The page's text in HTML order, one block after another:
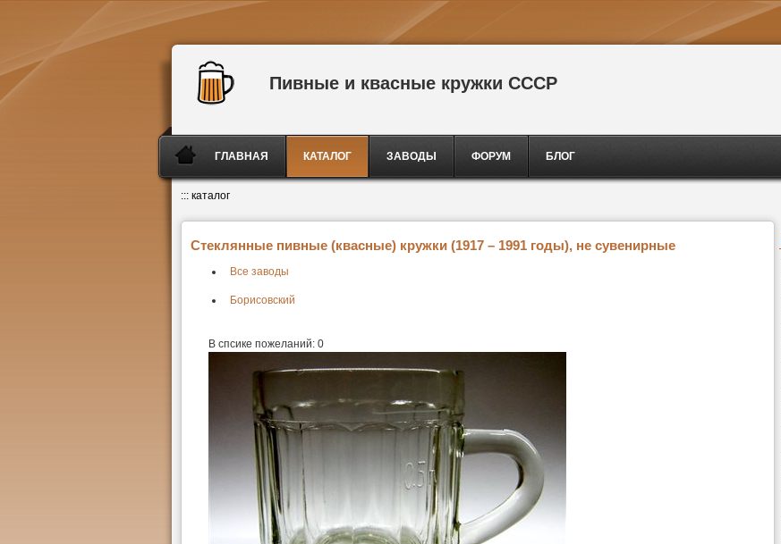
Пивные и квасные кружки СССР
ГЛАВНАЯ КАТАЛОГ ЗАВОДЫ ФОРУМ БЛОГ
::: каталог
Стеклянные пивные (квасные) кружки (1917 – 1991 годы), не сувенирные
Все заводы
Борисовский
В спсике пожеланий: 0